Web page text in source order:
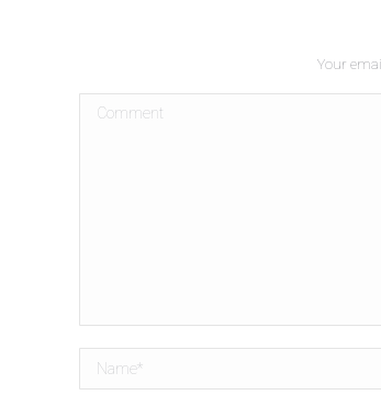
Your
Comment
Name *